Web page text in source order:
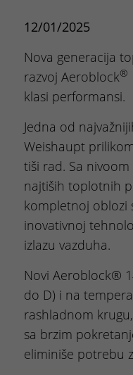
12/01/2025
Nova generacija
razvoj Aeroblock®
klasi performansi.
Jedna od
Weishaupt
tiši rad. Sa
najtiših toplotnih
kompletnoj oblozi
inovativnoj
izlazu vazduha.
Novi Aeroblock®
do D) i na
rashladnom
sa brzim
eliminiše potrebu